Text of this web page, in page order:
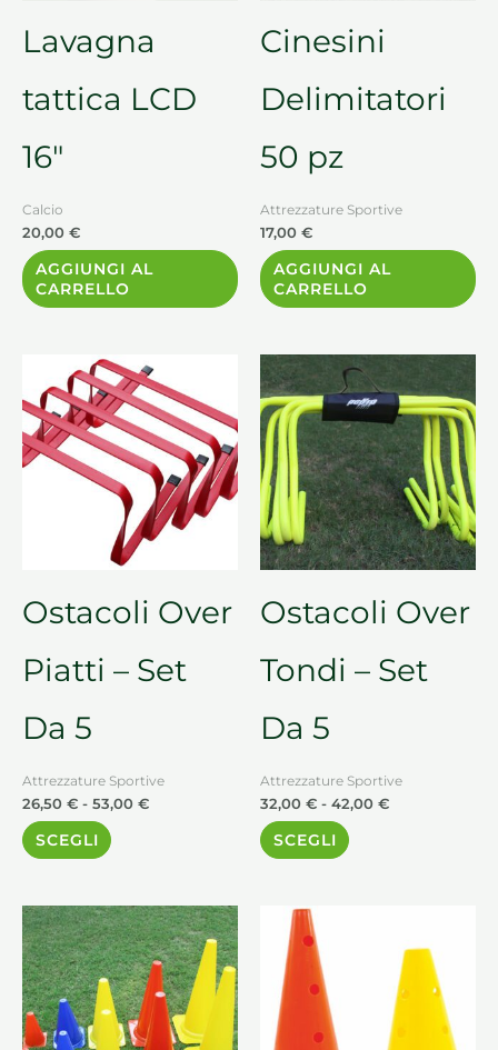
Lavagna
tattica LCD
16″
Calcio
20,00 €
AGGIUNGI AL
CARRELLO
Cinesini
Delimitatori
50 pz
Attrezzature Sportive
17,00 €
AGGIUNGI AL
CARRELLO
Ostacoli Over
Piatti – Set
Da 5
Attrezzature Sportive
26,50 € - 53,00 €
Fascia
di
prezzo:
da
26,50 €
a
53,00 €
SCEGLI
Questo
prodotto
ha
più
varianti.
Le
opzioni
possono
essere
scelte
nella
pagina
Ostacoli Over
Tondi – Set
Da 5
Attrezzature Sportive
32,00 € - 42,00 €
Fascia
prezzo:
da
32,00 €
a
42,00 €
SCEGLI
Questo
prodotto
ha
più
varianti.
Le
opzioni
possono
essere
scelte
nella
pagina
prodotto
varianti.